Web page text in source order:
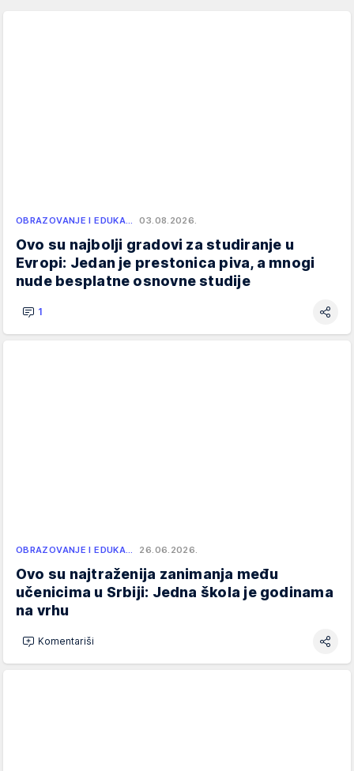
OBRAZOVANJE I EDUKA… 03.08.2026.
Ovo su najbolji gradovi za studiranje u
Evropi: Jedan je prestonica piva, a mnogi
nude besplatne osnovne studije
1
OBRAZOVANJE I EDUKA… 26.06.2026.
Ovo su najtraženija zanimanja među
učenicima u Srbiji: Jedna škola je godinama
na vrhu
Komentariši